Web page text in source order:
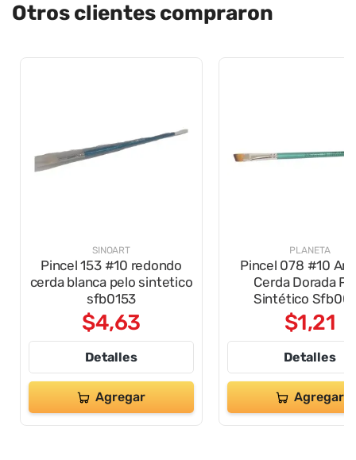
Otros clientes compraron
SINOART
Pincel 153 #10 redondo
cerda blanca pelo sintetico
sfb0153
$4,63
Detalles
Agregar
PLANETA
Pincel 078 #10
Cerda Dorada
Sintético
$1,21
Detalles
Agregar